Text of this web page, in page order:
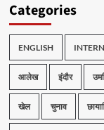
Categories
ENGLISH
आलेख इंदौर
खेल चुनाव